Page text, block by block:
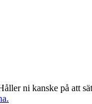
ni kanske på att